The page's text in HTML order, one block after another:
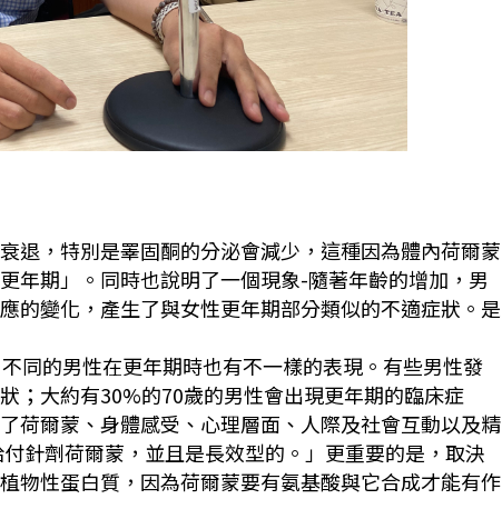
退，特別是睪固酮的分泌會減少，這種因為體內荷爾蒙
年期」。同時也說明了一個現象-隨著年齡的增加，男
的變化，產生了與女性更年期部分類似的不適症狀。是
同的男性在更年期時也有不一樣的表現。有些男性發
；大約有30%的70歲的男性會出現更年期的臨床症
荷爾蒙、身體感受、心理層面、人際及社會互動以及精
針劑荷爾蒙，並且是長效型的。」更重要的是，取決
物性蛋白質，因為荷爾蒙要有氨基酸與它合成才能有作